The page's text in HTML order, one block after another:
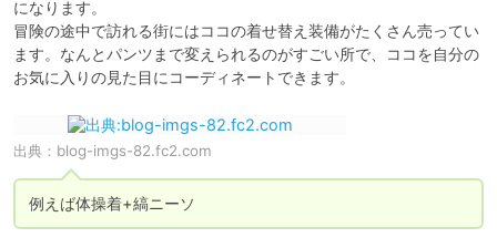
になります。
冒険の途中で訪れる街にはココの着せ替え装備がたくさん売ってい
ます。なんとパンツまで変えられるのがすごい所で、ココを自分の
お気に入りの見た目にコーディネートできます。
出典： blog-imgs-82.fc2.com
例えば体操着+縞ニーソ